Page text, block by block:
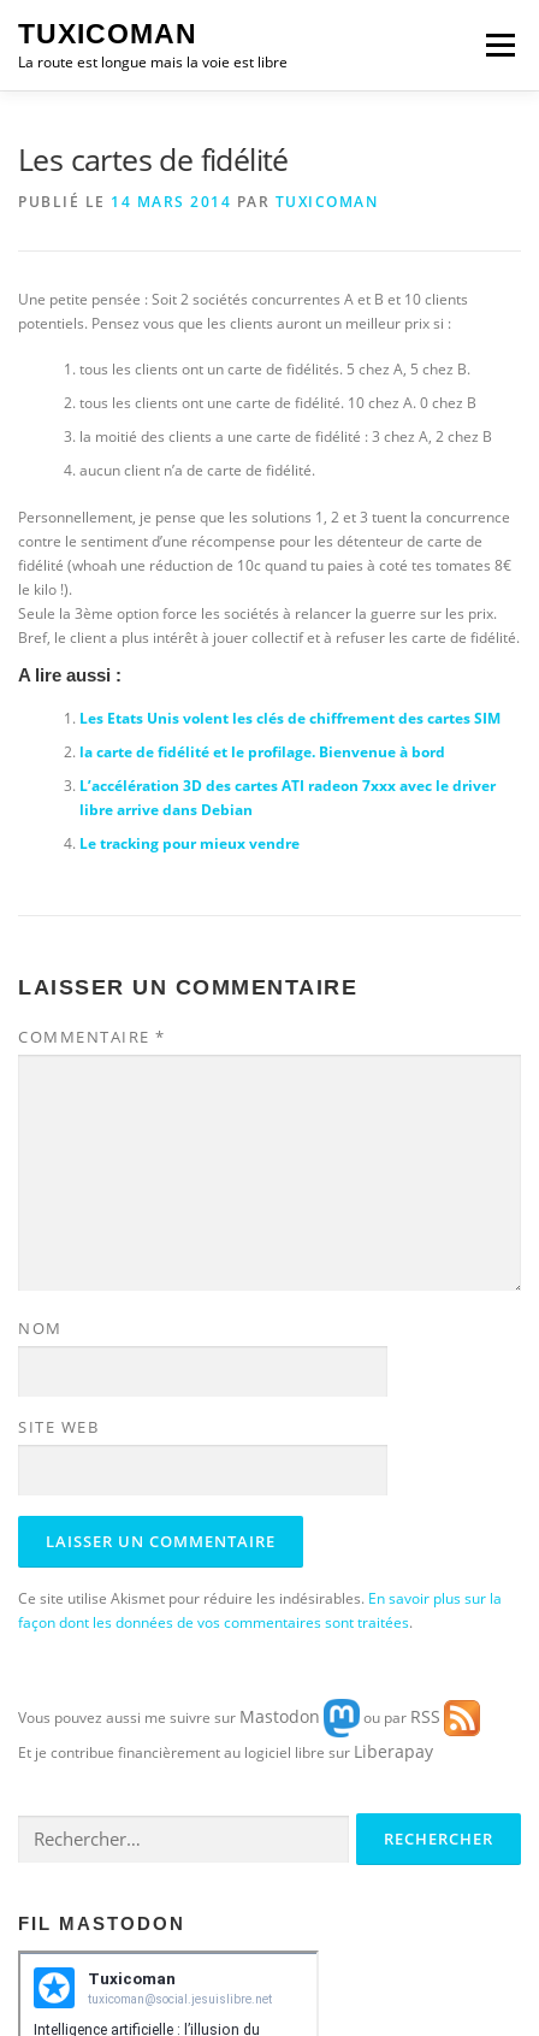
contenu
TUXICOMAN
La route est longue mais la voie est libre
Menu
Les cartes de fidélité
PUBLIÉ LE 14 MARS 2014 PAR TUXICOMAN
Une petite pensée : Soit 2 sociétés concurrentes A et B et 10 clients
potentiels. Pensez vous que les clients auront un meilleur prix si :
tous les clients ont un carte de fidélités. 5 chez A, 5 chez B.
tous les clients ont une carte de fidélité. 10 chez A. 0 chez B
la moitié des clients a une carte de fidélité : 3 chez A, 2 chez B
aucun client n’a de carte de fidélité.
Personnellement, je pense que les solutions 1, 2 et 3 tuent la concurrence
contre le sentiment d’une récompense pour les détenteur de carte de
fidélité (whoah une réduction de 10c quand tu paies à coté tes tomates 8€
le kilo !).
Seule la 3ème option force les sociétés à relancer la guerre sur les prix.
Bref, le client a plus intérêt à jouer collectif et à refuser les carte de fidélité.
A lire aussi :
Les Etats Unis volent les clés de chiffrement des cartes SIM
la carte de fidélité et le profilage. Bienvenue à bord
L’accélération 3D des cartes ATI radeon 7xxx avec le driver
libre arrive dans Debian
Le tracking pour mieux vendre
LAISSER UN COMMENTAIRE
COMMENTAIRE *
NOM
SITE WEB
Ce site utilise Akismet pour réduire les indésirables. En savoir plus sur la
façon dont les données de vos commentaires sont traitées.
Vous pouvez aussi me suivre sur Mastodon ou par RSS
Et je contribue financièrement au logiciel libre sur Liberapay
FIL MASTODON